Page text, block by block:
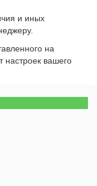
и иных
на
настроек вашего